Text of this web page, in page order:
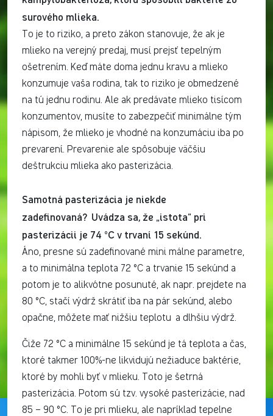
surového mlieka.
To je to riziko, a preto zákon stanovuje, že ak je
mlieko na verejný predaj, musí prejsť tepelným
ošetrením. Keď máte doma jednu kravu a mlieko
konzumuje vaša rodina, tak to riziko je obmedzené
na tú jednu rodinu. Ale ak predávate mlieko tisícom
konzumentov, musíte to zabezpečiť minimálne tým
nápisom, že mlieko je vhodné na konzumáciu iba po
prevarení. Prevarenie ale spôsobuje väčšiu
deštrukciu mlieka ako pasterizácia.
Samotná pasterizácia je niekde
zadefinovaná? Uvádza sa, že „istota“ pri
pasterizácii je 74 °C v trvaní 15 sekúnd.
Áno, presne sú zadefinované mini málne parametre,
a to minimálna teplota 72 °C a trvanie 15 sekúnd a
potom je to alikvótne posunuté, ak napr. prejdete na
80 °C, stačí výdrž skrátiť iba na pár sekúnd, alebo
opačne, môžete mať nižšiu teplotu a dlhšiu výdrž.
Čiže 72 °C a minimálne 15 sekúnd je tá teplota a čas,
ktoré takmer 100%-ne likvidujú nežiaduce baktérie,
ktoré by mohli byť v mlieku. Toto je šetrná
pasterizácia. Potom sú tzv. vysoké pasterizácie, nad
85 – 90 °C. To je pri mlieku, ale napríklad tepelne